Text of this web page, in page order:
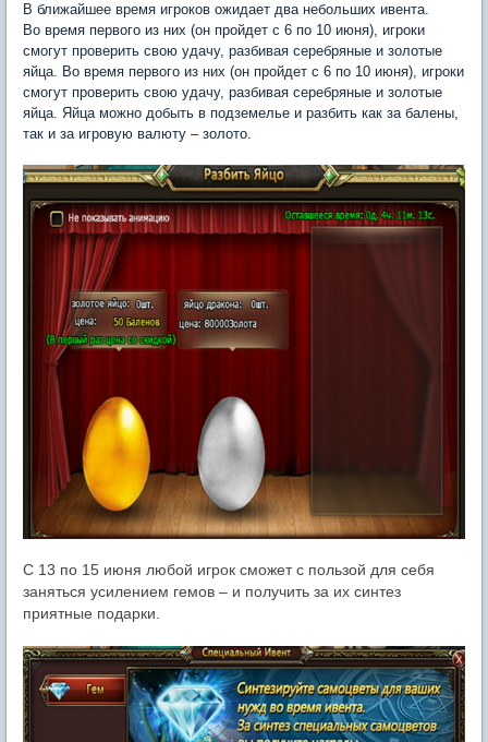
В ближайшее время игроков ожидает два небольших ивента.
Во время первого из них (он пройдет с 6 по 10 июня), игроки
смогут проверить свою удачу, разбивая серебряные и золотые
яйца. Во время первого из них (он пройдет с 6 по 10 июня), игроки
смогут проверить свою удачу, разбивая серебряные и золотые
яйца. Яйца можно добыть в подземелье и разбить как за балены,
так и за игровую валюту – золото.
С 13 по 15 июня любой игрок сможет с пользой для себя
заняться усилением гемов – и получить за их синтез
приятные подарки.